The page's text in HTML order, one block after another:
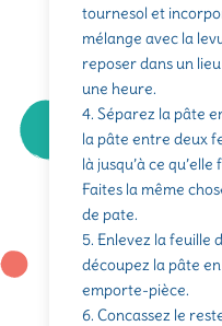
tournesol et
mélange avec la
reposer dans un
une heure.
4. Séparez la pâte
la pâte entre deux
là jusqu’à ce
Faites la même
de pate.
5. Enlevez la feuille
découpez la pâte en
emporte-pièce.
6. Concassez le